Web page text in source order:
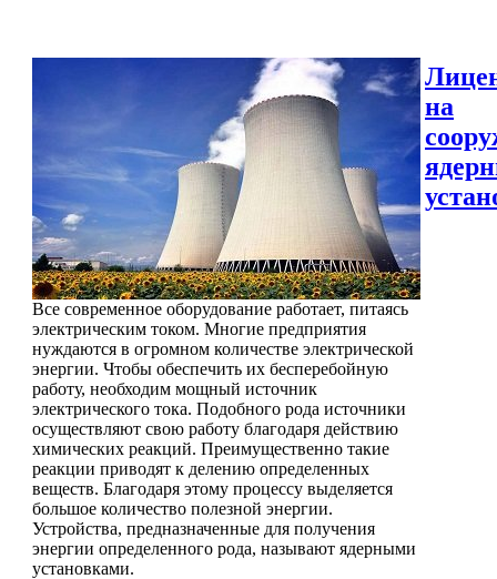
Все современное оборудование работает, питаясь
электрическим током. Многие предприятия
нуждаются в огромном количестве электрической
энергии. Чтобы обеспечить их бесперебойную
работу, необходим мощный источник
электрического тока. Подобного рода источники
осуществляют свою работу благодаря действию
химических реакций. Преимущественно такие
реакции приводят к делению определенных
веществ. Благодаря этому процессу выделяется
большое количество полезной энергии.
Устройства, предназначенные для получения
энергии определенного рода, называют ядерными
установками.
на